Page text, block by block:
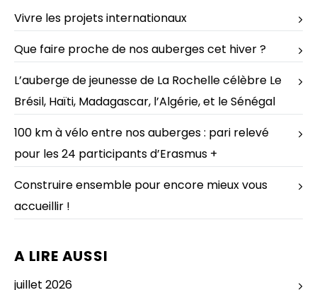
Vivre les projets internationaux
Que faire proche de nos auberges cet hiver ?
L’auberge de jeunesse de La Rochelle célèbre Le
Brésil, Haïti, Madagascar, l’Algérie, et le Sénégal
100 km à vélo entre nos auberges : pari relevé
pour les 24 participants d’Erasmus +
Construire ensemble pour encore mieux vous
accueillir !
A LIRE AUSSI
juillet 2026